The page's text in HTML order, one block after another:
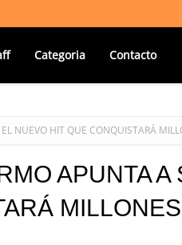
Categoria Contacto
NUEVO HIT QUE CONQUISTARÁ
APUNTA A